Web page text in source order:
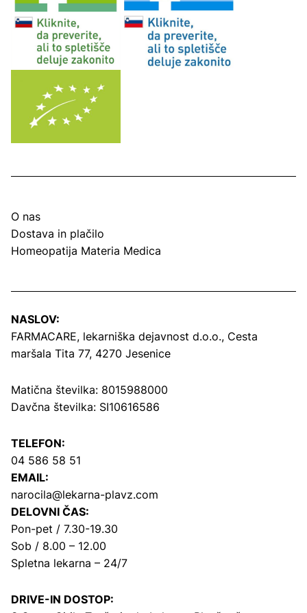
O nas
Dostava in plačilo
Homeopatija Materia Medica
NASLOV:
FARMACARE, lekarniška dejavnost d.o.o., Cesta
maršala Tita 77, 4270 Jesenice
Matična številka: 8015988000
Davčna številka: SI10616586
TELEFON:
04 586 58 51
EMAIL:
narocila@lekarna-plavz.com
DELOVNI ČAS:
Pon-pet / 7.30-19.30
Sob / 8.00 – 12.00
Spletna lekarna – 24/7
DRIVE-IN DOSTOP: